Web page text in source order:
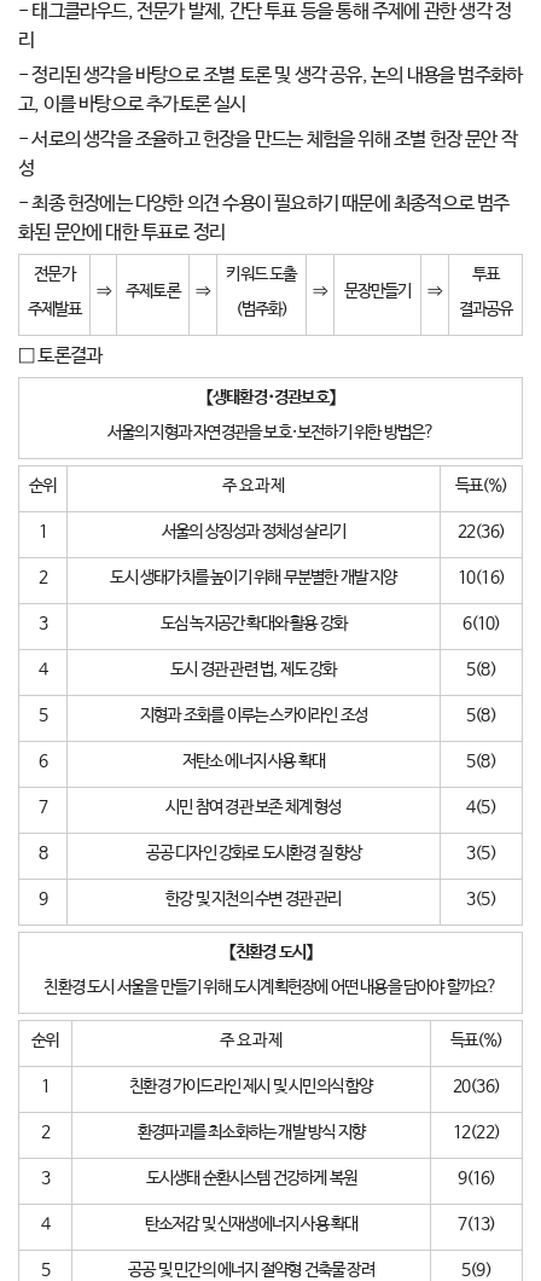
- 태그클라우드, 전문가 발제, 간단 투표 등을 통해 주제에 관한 생각 정
리
- 정리된 생각을 바탕으로 조별 토론 및 생각 공유, 논의 내용을 범주화하
고, 이를 바탕으로 추가토론 실시
- 서로의 생각을 조율하고 헌장을 만드는 체험을 위해 조별 헌장 문안 작
성
- 최종 헌장에는 다양한 의견 수용이 필요하기 때문에 최종적으로 범주
화된 문안에 대한 투표로 정리
전문가
주제발표
⇒ 주제토론 ⇒
키워드 도출
(범주화)
⇒ 문장만들기 ⇒
투표
결과공유
□ 토론결과
【생태환경･경관보호】
서울의 지형과 자연경관을 보호·보전하기 위한 방법은?
순위 주 요 과 제 득표(%)
1 서울의 상징성과 정체성 살리기 22(36)
2 도시 생태가치를 높이기 위해 무분별한 개발 지양 10(16)
3 도심 녹지공간 확대와 활용 강화 6(10)
4 도시 경관 관련 법, 제도 강화 5(8)
5 지형과 조화를 이루는 스카이라인 조성 5(8)
6 저탄소 에너지 사용 확대 5(8)
7 시민 참여 경관 보존 체계 형성 4(5)
8 공공 디자인 강화로 도시환경 질 향상 3(5)
9 한강 및 지천의 수변 경관 관리 3(5)
【친환경 도시】
친환경 도시 서울을 만들기 위해 도시계획헌장에 어떤 내용을 담아야 할까요?
순위 주 요 과 제 득표(%)
1 친환경 가이드라인 제시 및 시민의식 함양 20(36)
2 환경파괴를 최소화하는 개발 방식 지향 12(22)
3 도시생태 순환시스템 건강하게 복원 9(16)
4 탄소저감 및 신재생에너지 사용 확대 7(13)
5 공공 및 민간의 에너지 절약형 건축물 장려 5(9)